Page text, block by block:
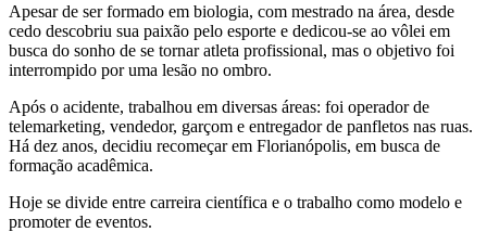
Apesar de ser formado em biologia, com mestrado na área, desde
cedo descobriu sua paixão pelo esporte e dedicou-se ao vôlei em
busca do sonho de se tornar atleta profissional, mas o objetivo foi
interrompido por uma lesão no ombro.
Após o acidente, trabalhou em diversas áreas: foi operador de
telemarketing, vendedor, garçom e entregador de panfletos nas ruas.
Há dez anos, decidiu recomeçar em Florianópolis, em busca de
formação acadêmica.
Hoje se divide entre carreira científica e o trabalho como modelo e
promoter de eventos.